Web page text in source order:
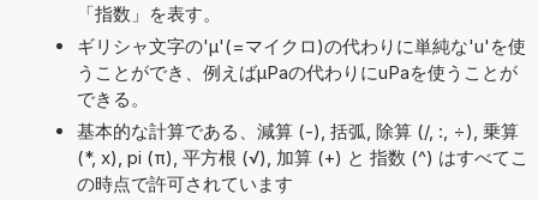
「指数」を表す。
ギリシャ文字の'μ'(=マイクロ)の代わりに単純な'u'を使
うことができ、例えばµPaの代わりにuPaを使うことが
できる。
基本的な計算である、減算 (-), 括弧, 除算 (/, :, ÷), 乗算
(*, x), pi (π), 平方根 (√), 加算 (+) と 指数 (^) はすべてこ
の時点で許可されています